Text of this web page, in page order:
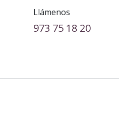
Llámenos
973 75 18 20